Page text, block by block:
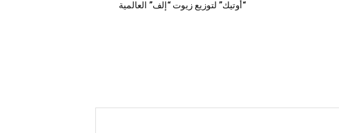
“أوتيك” لتوزيع زيوت “إلف” العالمية